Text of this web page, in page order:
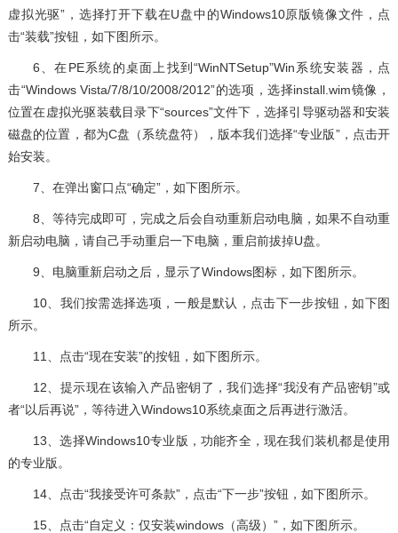
虚拟光驱”，选择打开下载在U盘中的Windows10原版镜像文件，点
击“装载”按钮，如下图所示。
6、在PE系统的桌面上找到“WinNTSetup”Win系统安装器，点
击“Windows Vista/7/8/10/2008/2012”的选项，选择install.wim镜像，
位置在虚拟光驱装载目录下“sources”文件下，选择引导驱动器和安装
磁盘的位置，都为C盘（系统盘符），版本我们选择“专业版”，点击开
始安装。
7、在弹出窗口点“确定”，如下图所示。
8、等待完成即可，完成之后会自动重新启动电脑，如果不自动重
新启动电脑，请自己手动重启一下电脑，重启前拔掉U盘。
9、电脑重新启动之后，显示了Windows图标，如下图所示。
10、我们按需选择选项，一般是默认，点击下一步按钮，如下图
所示。
11、点击“现在安装”的按钮，如下图所示。
12、提示现在该输入产品密钥了，我们选择“我没有产品密钥”或
者“以后再说”，等待进入Windows10系统桌面之后再进行激活。
13、选择Windows10专业版，功能齐全，现在我们装机都是使用
的专业版。
14、点击“我接受许可条款”，点击“下一步”按钮，如下图所示。
15、点击“自定义：仅安装windows（高级）”，如下图所示。